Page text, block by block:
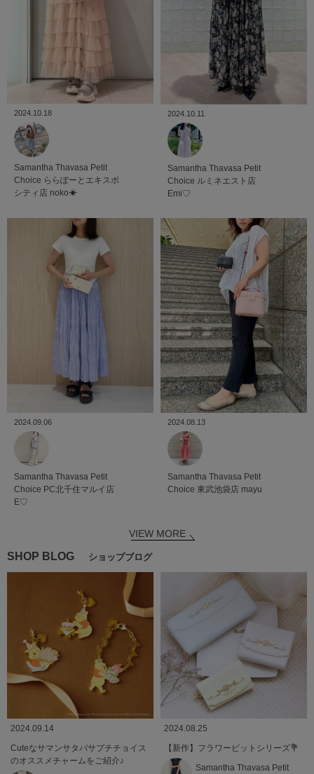
2024.10.18
Samantha Thavasa Petit
Choice ららぽーとエキスポ
シティ店 noko☀︎
2024.10.11
Samantha Thavasa Petit
Choice ルミネエスト店
Emi♡
2024.09.06
Samantha Thavasa Petit
Choice PC北千住マルイ店
E♡
2024.08.13
Samantha Thavasa Petit
Choice 東武池袋店 mayu
VIEW MORE
SHOP BLOG ショップブログ
2024.09.14
Cuteなサマンサタバサプチチョイス
のオススメチャームをご紹介♪
2024.08.25
【新作】フラワービットシリーズ💐
Samantha Thavasa Petit